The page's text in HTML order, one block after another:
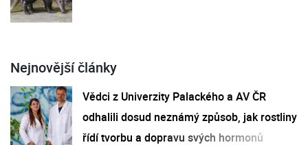
Nejnovější články
Vědci z Univerzity Palackého a AV ČR
odhalili dosud neznámý způsob, jak rostliny
řídí tvorbu a dopravu svých hormonů